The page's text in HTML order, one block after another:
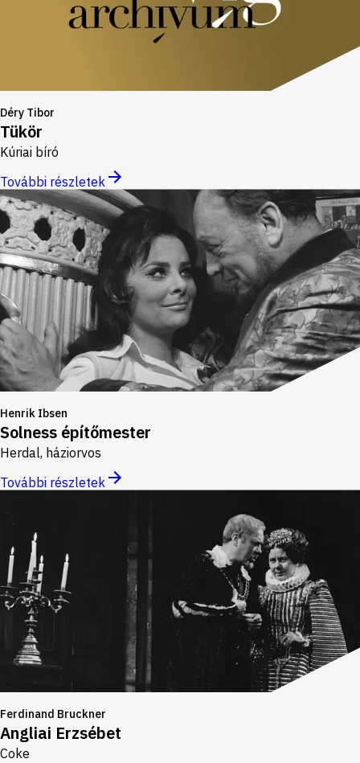
Déry Tibor
Tükör
Kúriai bíró
További részletek
Henrik Ibsen
Solness építőmester
Herdal, háziorvos
További részletek
Ferdinand Bruckner
Angliai Erzsébet
Coke